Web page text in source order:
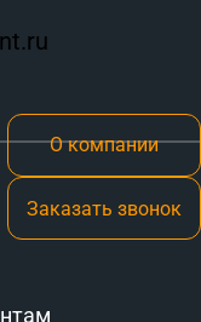
О компании
Заказать звонок